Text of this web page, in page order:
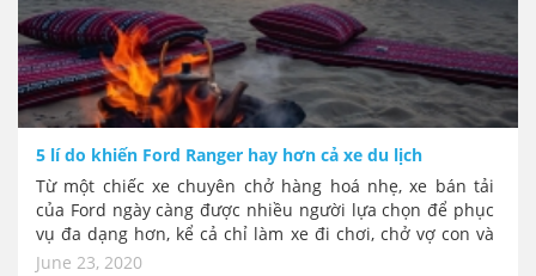
5 lí do khiến Ford Ranger hay hơn cả xe du lịch
Từ một chiếc xe chuyên chở hàng hoá nhẹ, xe bán tải
của Ford ngày càng được nhiều người lựa chọn để phục
vụ đa dạng hơn, kể cả chỉ làm xe đi chơi, chở vợ con và
đi cafe. Lí do vì sao vậy?
June 23, 2020